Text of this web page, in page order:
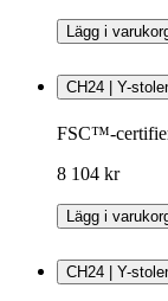
Lägg i
CH24 | Y-
FSC™-
8 104 kr
Lägg i
CH24 | Y-